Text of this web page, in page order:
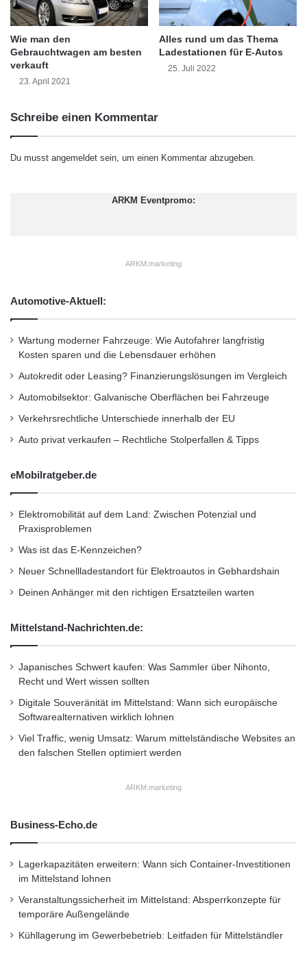
zukunftsfähiger zu gestalten, indem sie
Emissionen verringern und den Übergang zu
nachhaltiger Mobilität beschleunigen.
Verkehrskonzepte der Zukunft:
multimodale Ansätze für
weniger Emissionen
Ein zukunftsfähiges Verkehrssystem basiert
ineinandergreifen. Multimodale Ansätze
Mobilitätsbedürfnisse der Bevölkerung zu
erfüllen.
Digitale Plattformen, die Routenplanung und
Ticketing für unterschiedliche Verkehrsmittel
Amsterdam gelten als Vorreiter, da sie den
öffentlichen Nahverkehr durch intelligente
Sharing-Angebote ergänzen. Gleichzeitig wird
die Infrastruktur, wie Fahrradwege und
Parkzonen für E-Scooter, stetig ausgebaut.
Der Vorteil multimodaler Konzepte liegt nicht
Verkehrsaufkommens. Ziel ist es, Anreize zu
schaffen, damit Autofahrten reduziert und
nachhaltige Alternativen stärker genutzt
Beitrag zur Mobilitätswende.
Innovationen im Blick:
intelligente Technologien für
eine effizientere Mobilität
Die Digitalisierung eröffnet neue Möglichkeiten
für eine effizientere und umweltfreundlichere
I
h
r
A
u
ü
r
e
r
p
v
u
t
o
n
o
F
a
h
c
r
t
s
t
e
Wie man den
Gebrauchtwagen am besten
verkauft
23. April 2021
Alles rund um das Thema
Ladestationen für E-Autos
25. Juli 2022
Schreibe einen Kommentar
Du musst angemeldet sein, um einen Kommentar abzugeben.
ARKM Eventpromo:
ARKM.marketing
Automotive-Aktuell:
Wartung moderner Fahrzeuge: Wie Autofahrer langfristig
Kosten sparen und die Lebensdauer erhöhen
Autokredit oder Leasing? Finanzierungslösungen im Vergleich
Automobilsektor: Galvanische Oberflächen bei Fahrzeuge
Verkehrsrechtliche Unterschiede innerhalb der EU
Auto privat verkaufen – Rechtliche Stolperfallen & Tipps
eMobilratgeber.de
Elektromobilität auf dem Land: Zwischen Potenzial und
Praxisproblemen
Was ist das E-Kennzeichen?
Neuer Schnellladestandort für Elektroautos in Gebhardshain
Deinen Anhänger mit den richtigen Ersatzteilen warten
Mittelstand-Nachrichten.de:
Japanisches Schwert kaufen: Was Sammler über Nihonto,
Recht und Wert wissen sollten
Digitale Souveränität im Mittelstand: Wann sich europäische
Softwarealternativen wirklich lohnen
Viel Traffic, wenig Umsatz: Warum mittelständische Websites an
den falschen Stellen optimiert werden
ARKM.marketing
Business-Echo.de
Lagerkapazitäten erweitern: Wann sich Container-Investitionen
im Mittelstand lohnen
Veranstaltungssicherheit im Mittelstand: Absperrkonzepte für
temporäre Außengelände
Kühllagerung im Gewerbebetrieb: Leitfaden für Mittelständler